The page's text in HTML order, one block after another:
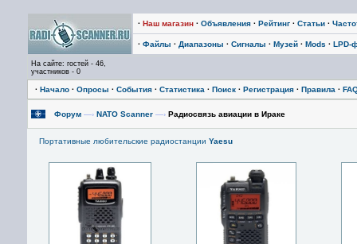
· Наш магазин · Объявления · Рейтинг · Статьи ·
· Файлы · Диапазоны · Сигналы · Музей · Mods · LPD-
На сайте: гостей - 46,
участников - 0
· Начало · Опросы · События · Статистика · Поиск · Регистрация · Правила ·
Форум —› NATO Scanner —› Радиосвязь авиации в Ираке
Портативные любительские радиостанции Yaesu